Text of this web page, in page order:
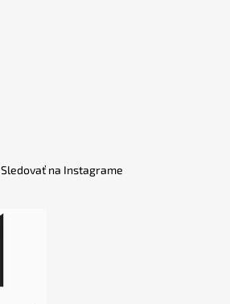
Sledovať na Instagrame